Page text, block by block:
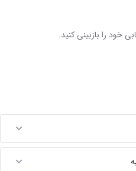
خود را بازبینی کنید.